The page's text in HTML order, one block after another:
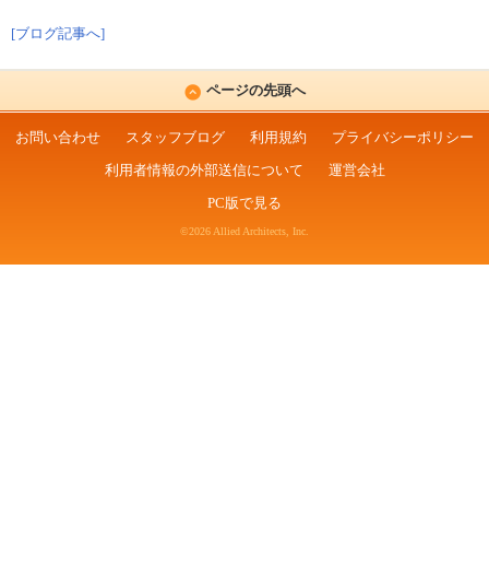
[ブログ記事へ]
ページの先頭へ
お問い合わせ スタッフブログ 利用規約
プライバシーポリシー
利用者情報の外部送信について
運営会社
PC版で見る
©2026 Allied Architects, Inc.